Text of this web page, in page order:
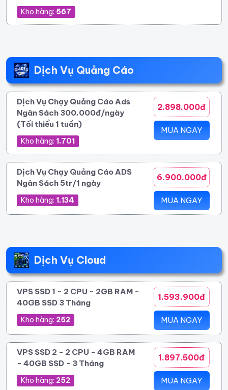
Kho hàng: 567
Dịch Vụ Quảng Cáo
Dịch Vụ Chạy Quảng Cáo Ads
Ngân Sách 300.000đ/ngày
(Tối thiểu 1 tuần)
Kho hàng: 1.701
2.898.000đ
MUA NGAY
Dịch Vụ Chạy Quảng Cáo ADS
Ngân Sách 5tr/1 ngày
Kho hàng: 1.134
6.900.000đ
MUA NGAY
Dịch Vụ Cloud
VPS SSD 1 - 2 CPU - 2GB RAM -
40GB SSD 3 Tháng
Kho hàng: 252
1.593.900đ
MUA NGAY
VPS SSD 2 - 2 CPU - 4GB RAM
- 40GB SSD - 3 Tháng
Kho hàng: 252
1.897.500đ
MUA NGAY